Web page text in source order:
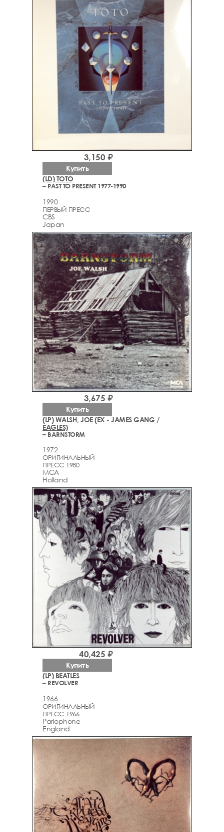
(LD) TOTO
– PAST TO PRESENT 1977-1990
1990
ПЕРВЫЙ ПРЕСС
CBS
Japan
3,150 ₽
Купить
(LP) WALSH, JOE (EX - JAMES GANG /
EAGLES)
– BARNSTORM
1972
ОРИГИНАЛЬНЫЙ
ПРЕСС 1980
MCA
Holland
3,675 ₽
Купить
(LP) BEATLES
– REVOLVER
1966
ОРИГИНАЛЬНЫЙ
ПРЕСС 1966
Parlophone
England
40,425 ₽
Купить